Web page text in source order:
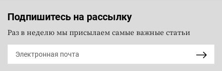
Подпишитесь на рассылку
Раз в неделю мы присылаем самые важные статьи